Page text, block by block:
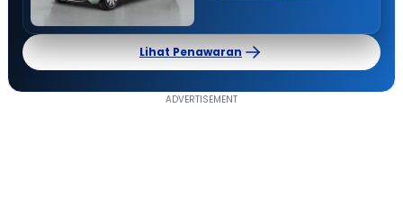
Lihat Penawaran